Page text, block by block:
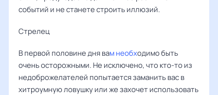
событий и не станете строить иллюзий.
Стрелец
В первой половине дня вам необходимо быть
очень осторожными. Не исключено, что кто-то из
недоброжелателей попытается заманить вас в
хитроумную ловушку или же захочет использовать